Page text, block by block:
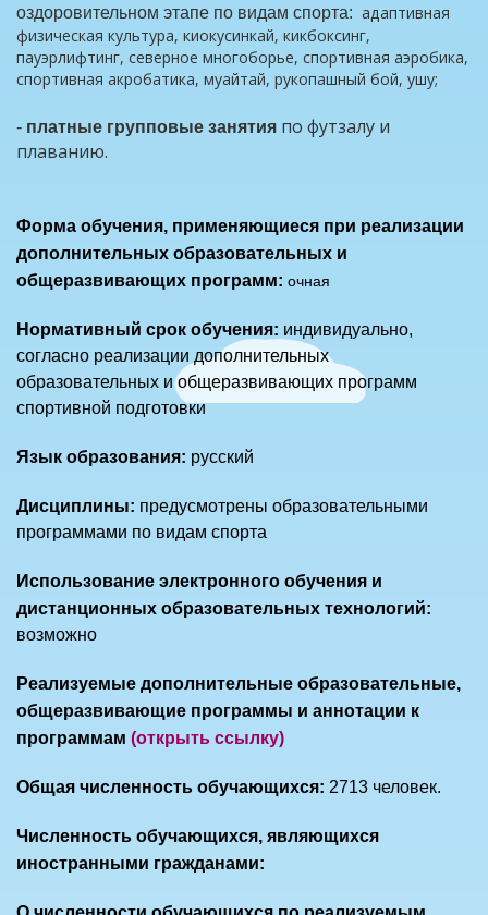
оздоровительном этапе по видам спорта: адаптивная
физическая культура, киокусинкай, кикбоксинг,
пауэрлифтинг, северное многоборье, спортивная аэробика,
спортивная акробатика, муайтай, рукопашный бой, ушу;
- платные групповые занятия по футзалу и
плаванию.
Форма обучения, применяющиеся при реализации
дополнительных образовательных и
общеразвивающих программ: очная
Нормативный срок обучения: индивидуально,
согласно реализации дополнительных
образовательных и общеразвивающих программ
спортивной подготовки
Язык образования: русский
Дисциплины: предусмотрены образовательными
программами по видам спорта
Использование электронного обучения и
дистанционных образовательных технологий:
возможно
Реализуемые дополнительные образовательные,
общеразвивающие программы и аннотации к
программам (открыть ссылку)
Общая численность обучающихся: 2713 человек.
Численность обучающихся, являющихся
иностранными гражданами: